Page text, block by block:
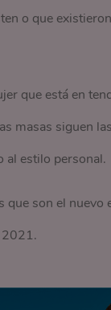
o que
que está en
masas siguen
al estilo personal.
son el
2021.